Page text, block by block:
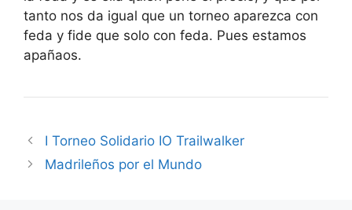
tanto nos da igual que un torneo aparezca con
feda y fide que solo con feda. Pues estamos
apañaos.
I Torneo Solidario IO Trailwalker
Madrileños por el Mundo